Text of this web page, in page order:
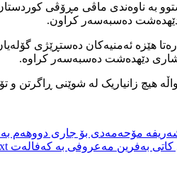
دەسبەسەر کراون.
هێزە ئەمنیەکان دەستڕێژی
شاری دێهدەشت دەسبەسەر کراوە.
هیچ زانیاریک لە شوێنی ڕاگرتن و
مۆحەمەدی بۆ جاری دووهەم بە
کاتی بەفرین مەعروفی بە کەفالەت →